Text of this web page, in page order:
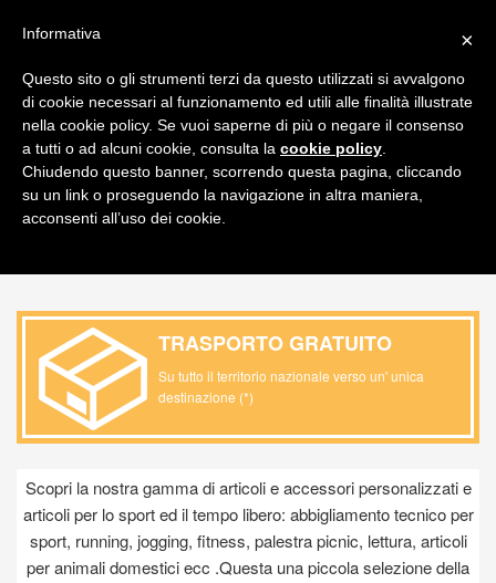
PRODOTTO / SPORT E TEMPO LIBERO /
PICNIC E BARBECUE
TRASPORTO GRATUITO
Su tutto il territorio nazionale verso un' unica
destinazione (*)
Scopri la nostra gamma di articoli e accessori personalizzati e
articoli per lo sport ed il tempo libero: abbigliamento tecnico per
sport, running, jogging, fitness, palestra picnic, lettura, articoli
per animali domestici ecc .Questa una piccola selezione della
×
Informativa
Questo sito o gli strumenti terzi da questo utilizzati si avvalgono
di cookie necessari al funzionamento ed utili alle finalità illustrate
nella cookie policy. Se vuoi saperne di più o negare il consenso
a tutti o ad alcuni cookie, consulta la cookie policy
Chiudendo questo banner, scorrendo questa pagina, cliccando
su un link o proseguendo la navigazione in altra maniera,
acconsenti all’uso dei cookie.